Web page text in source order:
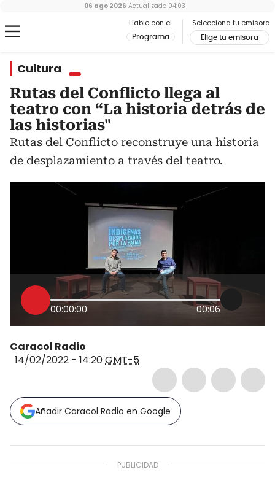
Hable con el
Programa
Selecciona tu emisora
Elige tu emisora
06 ago 2026 Actualizado 04:03
Cultura
Rutas del Conflicto llega al
teatro con “La historia detrás de
las historias"
Rutas del Conflicto reconstruye una historia
de desplazamiento a través del teatro.
00:00:00 00:06
Caracol Radio
14/02/2022 - 14:20GMT-5
Añadir Caracol Radio en Google